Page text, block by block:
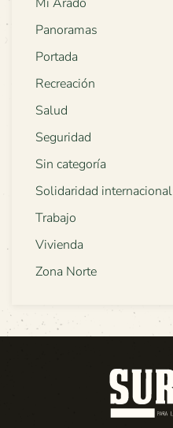
Panoramas
Portada
Recreación
Salud
Seguridad
Sin categoría
Solidaridad internacional
Trabajo
Vivienda
Zona Norte